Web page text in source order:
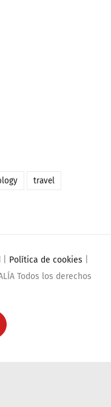
travel
Política de cookies
Todos los derechos